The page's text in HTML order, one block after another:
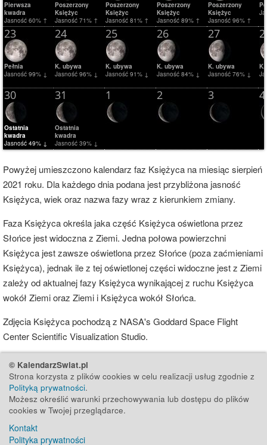
Pierwsza
kwadra
Jasność 60% ↑
Poszerzony
Księżyc
Jasność 71% ↑
Poszerzony
Księżyc
Jasność 81% ↑
Poszerzony
Księżyc
Jasność 89% ↑
Poszerzony
Księżyc
Jasność 96% ↑
23
Pełnia
Jasność 99% ↓
24
K. ubywa
Jasność 96% ↓
25
K. ubywa
Jasność 91% ↓
26
K. ubywa
Jasność 84% ↓
27
K. ubywa
Jasność 76% ↓
K.
30
Ostatnia
kwadra
Jasność 49% ↓
31
Ostatnia
kwadra
Jasność 39% ↓
1 2 3 4
Powyżej umieszczono kalendarz faz Księżyca na miesiąc sierpień
2021 roku. Dla każdego dnia podana jest przybliżona jasność
Księżyca, wiek oraz nazwa fazy wraz z kierunkiem zmiany.
Faza Księżyca określa jaka część Księżyca oświetlona przez
Słońce jest widoczna z Ziemi. Jedna połowa powierzchni
Księżyca jest zawsze oświetlona przez Słońce (poza zaćmieniami
Księżyca), jednak ile z tej oświetlonej części widoczne jest z Ziemi
zależy od aktualnej fazy Księżyca wynikającej z ruchu Księżyca
wokół Ziemi oraz Ziemi i Księżyca wokół Słońca.
Zdjęcia Księżyca pochodzą z NASA's Goddard Space Flight
Center Scientific Visualization Studio.
© KalendarzSwiat.pl
Strona korzysta z plików cookies w celu realizacji usług zgodnie z
Polityką prywatności.
Możesz określić warunki przechowywania lub dostępu do plików
cookies w Twojej przeglądarce.
Kontakt
Polityka prywatności